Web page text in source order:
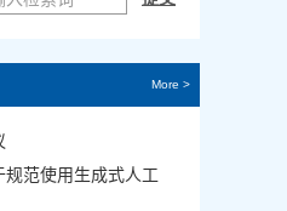
More >
规范使用生成式人工